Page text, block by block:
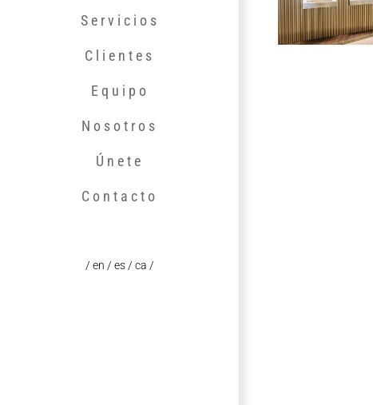
Servicios
Clientes
Equipo
Nosotros
Únete
Contacto
/ en / es / ca /